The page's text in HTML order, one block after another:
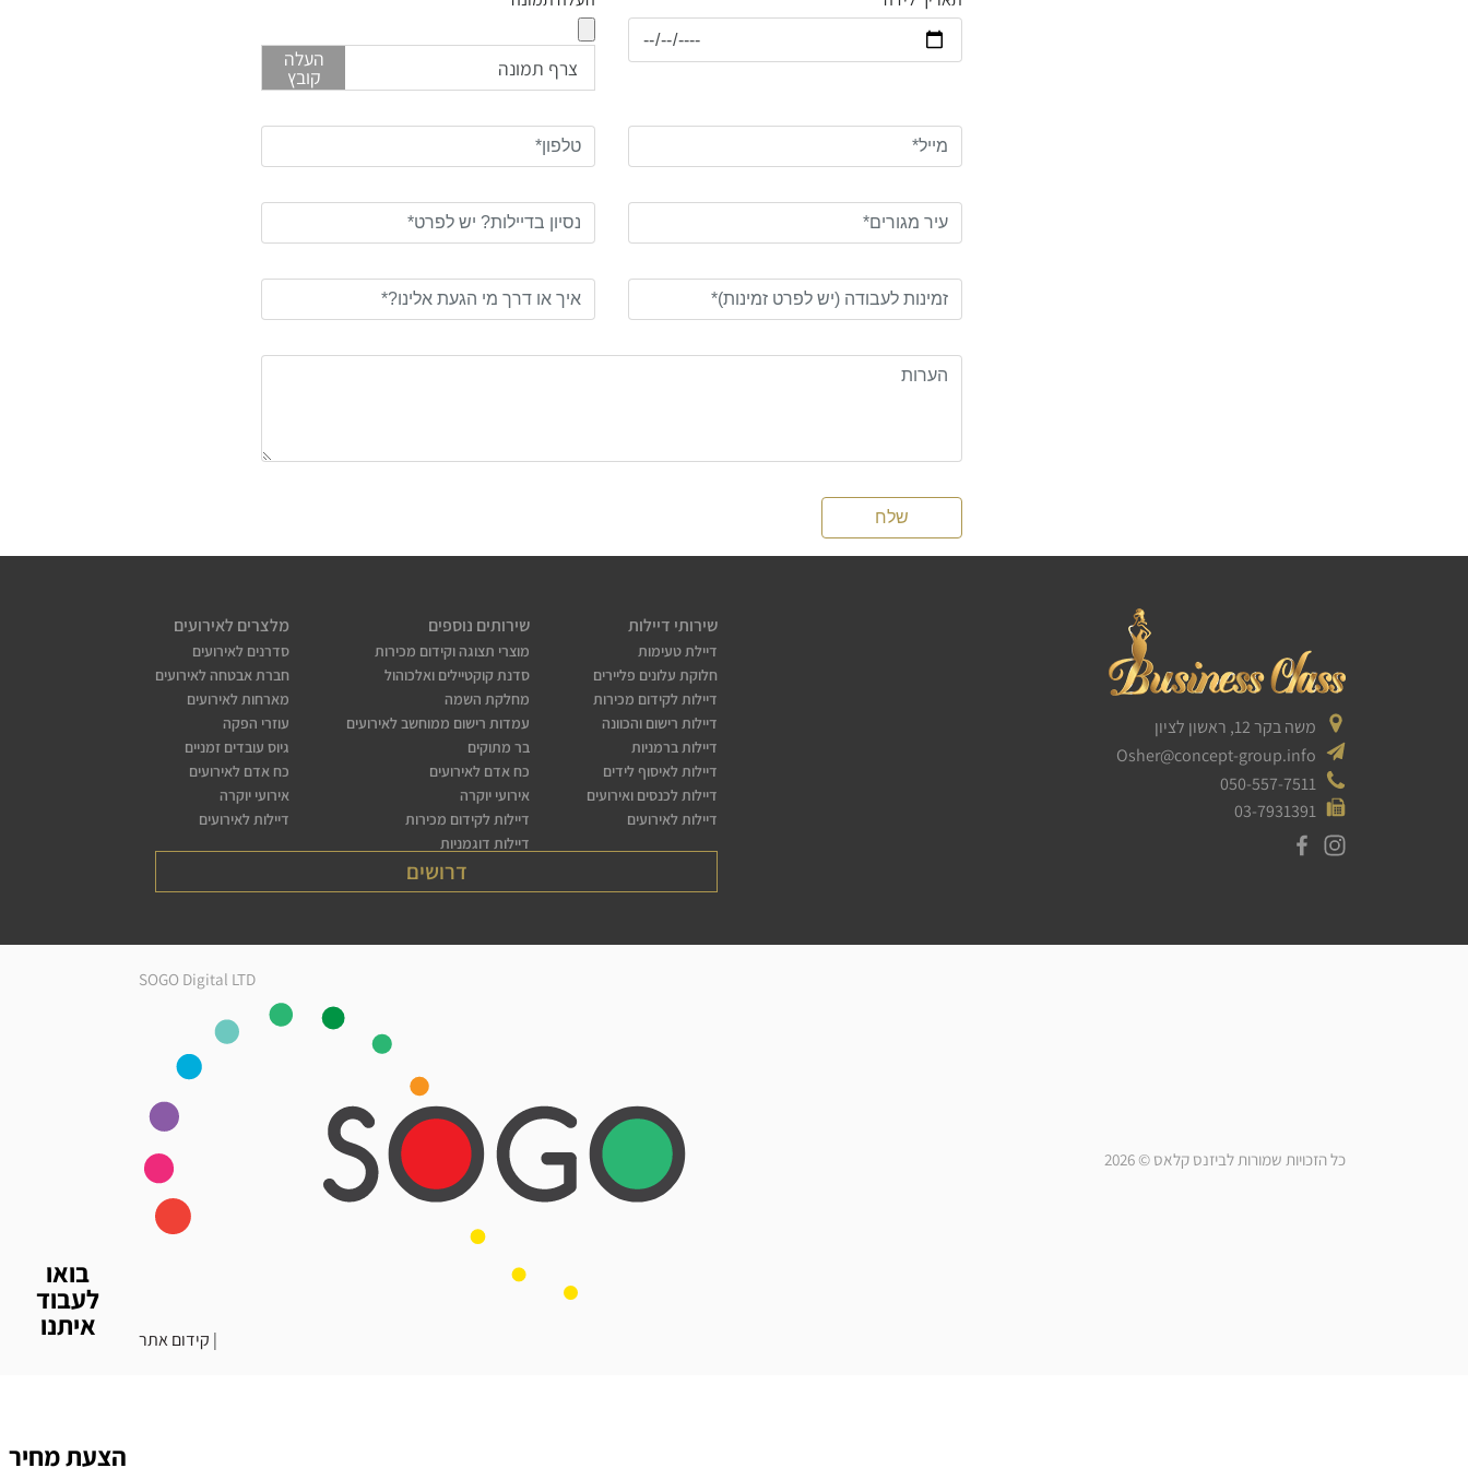
הצעת מחיר
בואו
לעבוד
איתנו
העלה
קובץ צרף תמונה
משה בקר 12, ראשון לציון
Osher@concept-group.info
050-557-7511
03-7931391
שירותי דיילות
דיילת טעימות
חלוקת עלונים פליירים
דיילות לקידום מכירות
דיילות רישום והכוונה
דיילות ברמניות
דיילות לאיסוף לידים
דיילות לכנסים ואירועים
דיילות לאירועים
שירותים נוספים
מוצרי תצוגה וקידום מכירות
סדנת קוקטיילים ואלכוהול
מחלקת השמה
עמדות רישום ממוחשב לאירועים
בר מתוקים
כח אדם לאירועים
אירועי יוקרה
דיילות לקידום מכירות
דיילות דוגמניות
מלצרים לאירועים
סדרנים לאירועים
חברת אבטחה לאירועים
מארחות לאירועים
עוזרי הפקה
גיוס עובדים זמניים
כח אדם לאירועים
אירועי יוקרה
דיילות לאירועים
דרושים
כל הזכויות שמורות לביזנס קלאס © 2026
SOGO Digital LTD
| קידום אתר